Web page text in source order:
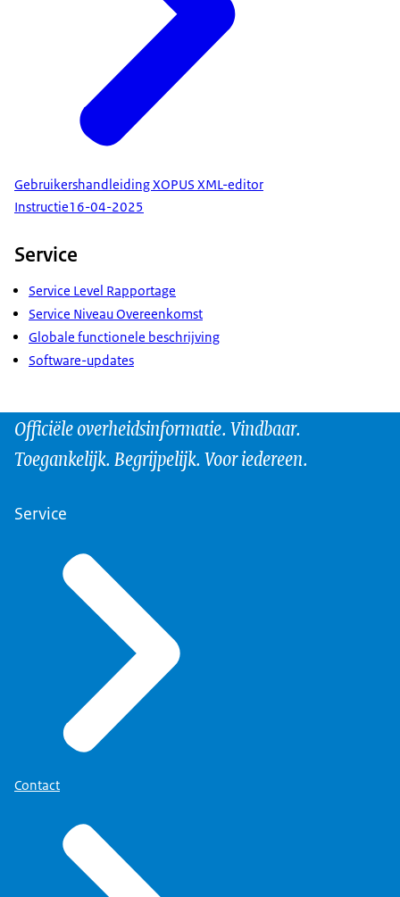
Gebruikershandleiding XOPUS XML-editor
Instructie16-04-2025
Service
Service Level Rapportage
Service Niveau Overeenkomst
Globale functionele beschrijving
Software-updates
Officiële overheidsinformatie. Vindbaar.
Toegankelijk. Begrijpelijk. Voor iedereen.
Service
Contact